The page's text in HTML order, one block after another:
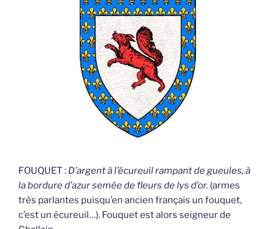
FOUQUET : D’argent à l’écureuil rampant de gueules, à
la bordure d’azur semée de fleurs de lys d’or. (armes
très parlantes puisqu’en ancien français un fouquet,
c’est un écureuil…). Fouquet est alors seigneur de